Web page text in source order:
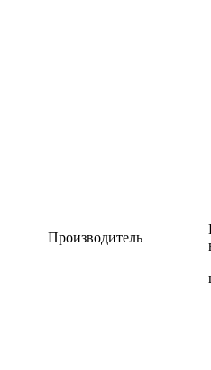
Производитель